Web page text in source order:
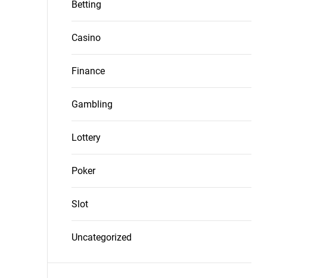
Betting
Casino
Finance
Gambling
Lottery
Poker
Slot
Uncategorized